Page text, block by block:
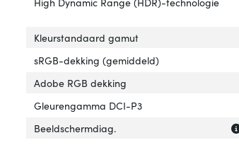
Kleurstandaard gamut
sRGB-dekking (gemiddeld)
Adobe RGB dekking
Gleurengamma DCI-P3
Beeldschermdiag.